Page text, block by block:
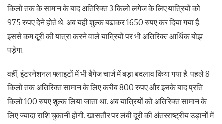
किलो तक के सामान के बाद अतिरिक्त 3 किलो लगेज के लिए यात्रियों को
975 रुपए देने होते थे. अब यही शुल्क बढ़ाकर 1650 रुपए कर दिया गया है.
इससे कम दूरी की यात्रा करने वाले यात्रियों पर भी अतिरिक्त आर्थिक बोझ
पड़ेगा.
वहीं, इंटरनेशनल फ्लाइटों में भी बैगेज चार्ज में बड़ा बदलाव किया गया है. पहले 8
किलो तक अतिरिक्त सामान के लिए करीब 800 रुपए और इसके बाद प्रति
किलो 100 रुपए शुल्क लिया जाता था. अब यात्रियों को अतिरिक्त सामान के
लिए ज्यादा राशि चुकानी होगी. खासतौर पर लंबी दूरी की अंतरराष्ट्रीय उड़ानों में